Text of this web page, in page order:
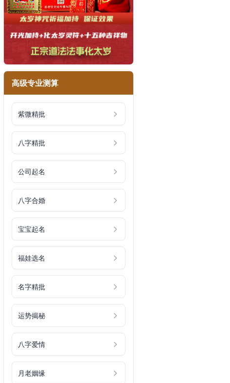
高级专业测算
紫微精批
八字精批
公司起名
八字合婚
宝宝起名
福娃选名
名字精批
运势揭秘
八字爱情
月老姻缘